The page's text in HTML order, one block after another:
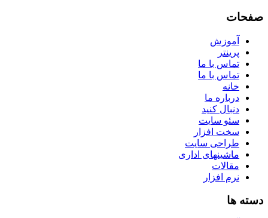
صفحات
آموزش
پرینتر
تماس با ما
تماس با ما
خانه
درباره ما
دنبال کنید
سئو سایت
سخت افزار
طراحی سایت
ماشینهای اداری
مقالات
نرم افزار
دسته ها